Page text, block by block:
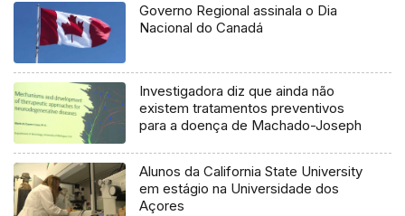
Governo Regional assinala o Dia
Nacional do Canadá
Investigadora diz que ainda não
existem tratamentos preventivos
para a doença de Machado-Joseph
Alunos da California State University
em estágio na Universidade dos
Açores